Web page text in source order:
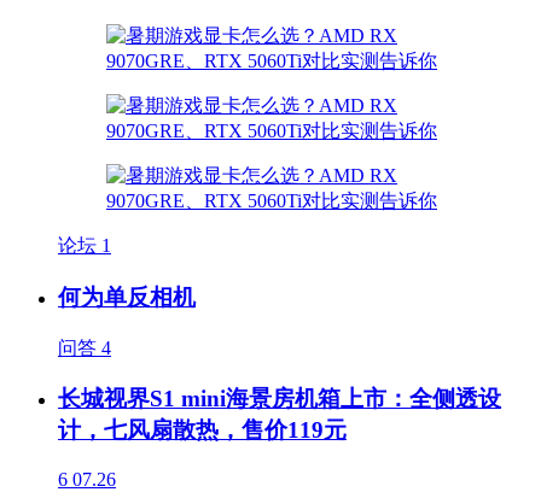
论坛 1
何为单反相机
问答 4
长城视界S1 mini海景房机箱上市：全侧透设
计，七风扇散热，售价119元
6 07.26